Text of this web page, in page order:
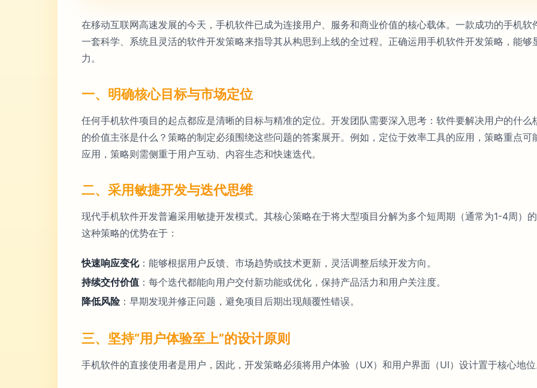
在移动互联网高速发展的今天，手机软件已成为连接用户、服务和商业价值的核心载体。一款成功的手机
一套科学、系统且灵活的软件开发策略来指导其从构思到上线的全过程。正确运用手机软件开发策略，能
力。
一、明确核心目标与市场定位
任何手机软件项目的起点都应是清晰的目标与精准的定位。开发团队需要深入思考：软件要解决用户的什
的价值主张是什么？策略的制定必须围绕这些问题的答案展开。例如，定位于效率工具的应用，策略重点
应用，策略则需侧重于用户互动、内容生态和快速迭代。
二、采用敏捷开发与迭代思维
现代手机软件开发普遍采用敏捷开发模式。其核心策略在于将大型项目分解为多个短周期（通常为1-4周）
这种策略的优势在于：
快速响应变化：能够根据用户反馈、市场趋势或技术更新，灵活调整后续开发方向。
持续交付价值 ：每个迭代都能向用户交付新功能或优化，保持产品活力和用户关注度。
降低风险：早期发现并修正问题，避免项目后期出现颠覆性错误。
三、坚持“用户体验至上”的设计原则
手机软件的直接使用者是用户，因此，开发策略必须将用户体验（UX）和用户界面（UI）设计置于核心地位